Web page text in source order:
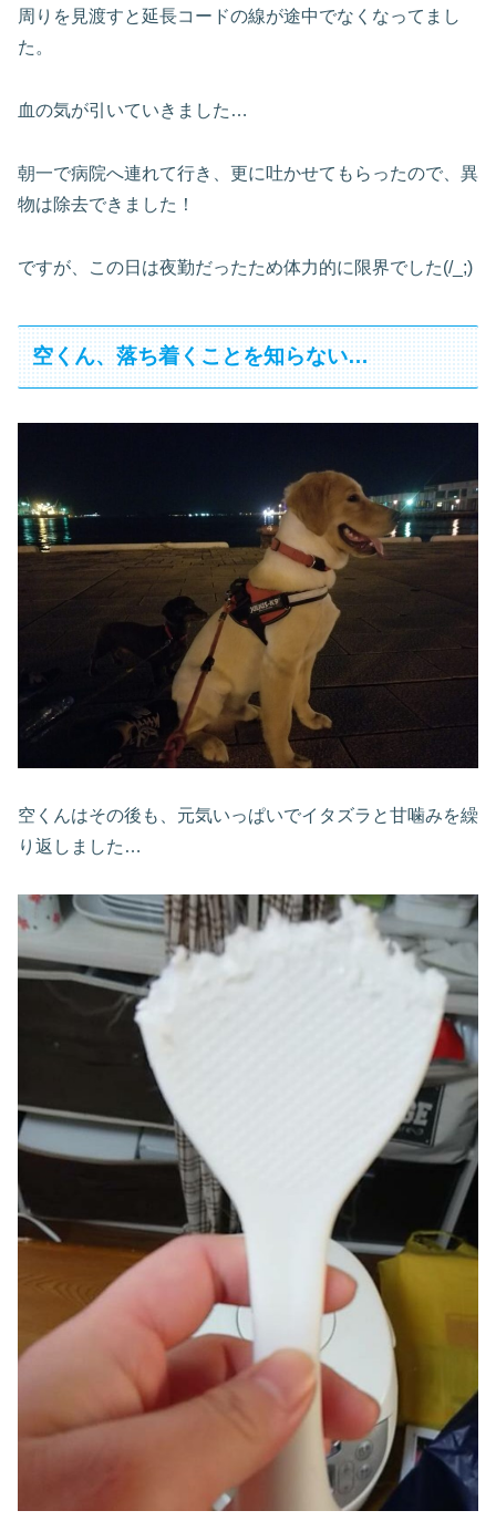
周りを見渡すと延長コードの線が途中でなくなってまし
た。
血の気が引いていきました…
朝一で病院へ連れて行き、更に吐かせてもらったので、異
物は除去できました！
ですが、この日は夜勤だったため体力的に限界でした(/_;)
空くん、落ち着くことを知らない…
空くんはその後も、元気いっぱいでイタズラと甘噛みを繰
り返しました…